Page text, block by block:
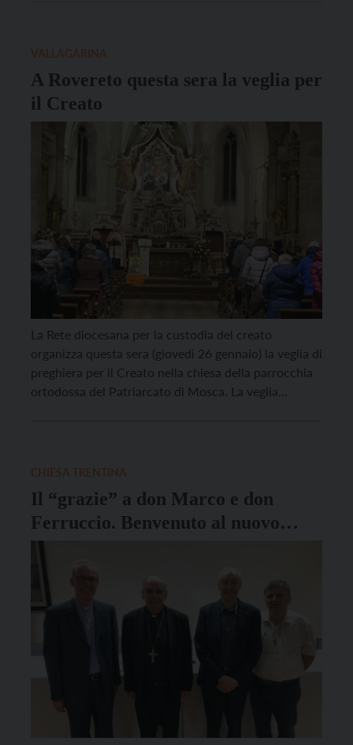
A Rovereto questa sera la veglia per
il Creato
La Rete diocesana per la custodia del creato
organizza questa sera (giovedì 26 gennaio) la veglia di
preghiera per il Creato nella chiesa della parrocchia
ortodossa del Patriarcato di Mosca. La veglia
Il “grazie” a don Marco e don
Ferruccio. Benvenuto al nuovo
vicario don Claudio Ferrari